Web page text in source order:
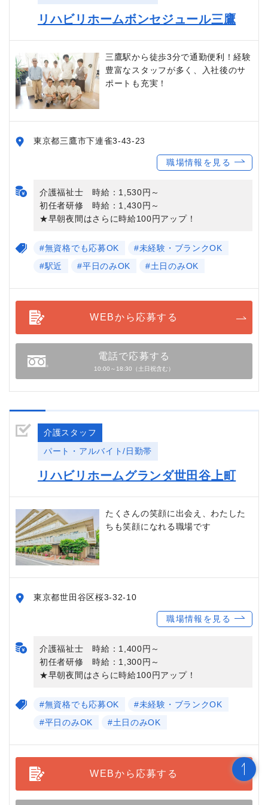
リハビリホームボンセジュール三鷹
三鷹駅から徒歩3分で通勤便利！経験
豊富なスタッフが多く、入社後のサ
ポートも充実！
東京都三鷹市下連雀3-43-23
職場情報を見る
介護福祉士 時給：1,530円～
初任者研修 時給：1,430円～
★早朝夜間はさらに時給100円アップ！
#無資格でも応募OK
#未経験・ブランクOK
#駅近
#平日のみOK #土日のみOK
WEBから応募する
電話で応募する
10:00～18:30（土日祝含む）
介護スタッフ
パート・アルバイト/日勤帯
リハビリホームグランダ世田谷上町
たくさんの笑顔に出会え、わたした
ちも笑顔になれる職場です
東京都世田谷区桜3-32-10
職場情報を見る
介護福祉士 時給：1,400円～
初任者研修 時給：1,300円～
★早朝夜間はさらに時給100円アップ！
#無資格でも応募OK
#未経験・ブランクOK
#平日のみOK
#土日のみOK
WEBから応募する